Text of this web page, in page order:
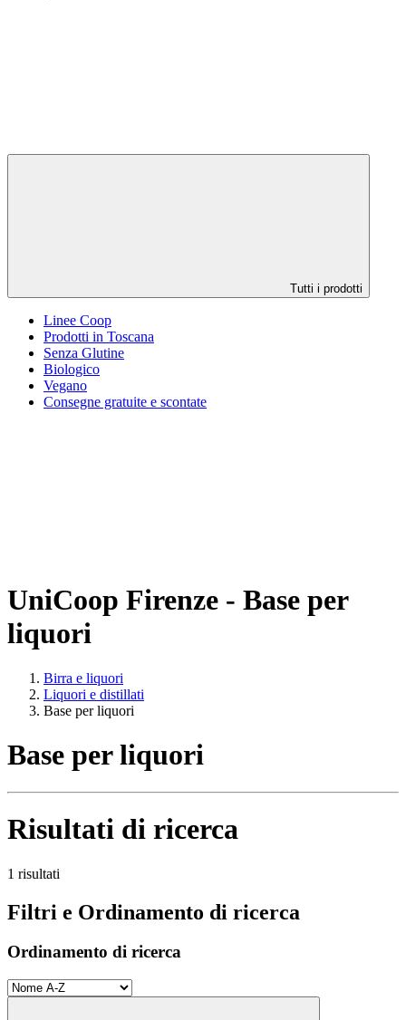
Tutti i prodotti
Linee Coop
Prodotti in Toscana
Senza Glutine
Biologico
Vegano
Consegne gratuite e scontate
UniCoop Firenze - Base per
liquori
Birra e liquori
Liquori e distillati
Base per liquori
Base per liquori
Risultati di ricerca
1 risultati
Filtri e Ordinamento di ricerca
Ordinamento di ricerca